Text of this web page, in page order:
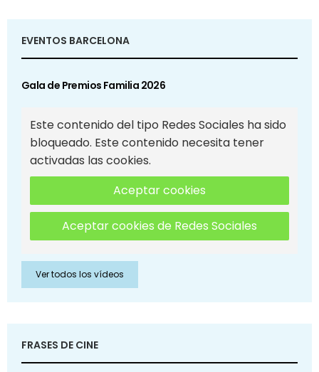
EVENTOS BARCELONA
Gala de Premios Familia 2026
Este contenido del tipo Redes Sociales ha sido
bloqueado. Este contenido necesita tener
activadas las cookies.
Aceptar cookies
Aceptar cookies de Redes Sociales
Ver todos los vídeos
FRASES DE CINE